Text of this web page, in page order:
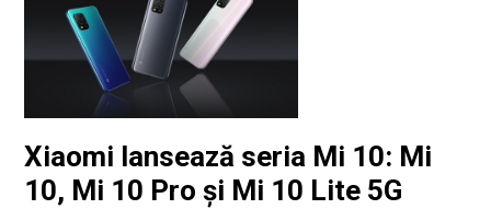
Xiaomi lansează seria Mi 10: Mi
10, Mi 10 Pro și Mi 10 Lite 5G